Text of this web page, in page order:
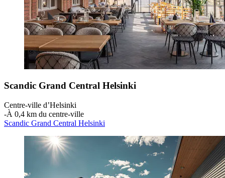
Scandic Grand Central Helsinki
Centre-ville d’Helsinki
‐À 0,4 km du centre-ville
Scandic Grand Central Helsinki